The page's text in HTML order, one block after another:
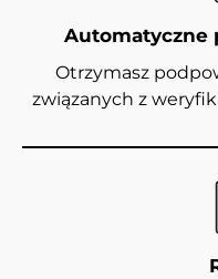
Automatyczne
Otrzymasz
związanych z